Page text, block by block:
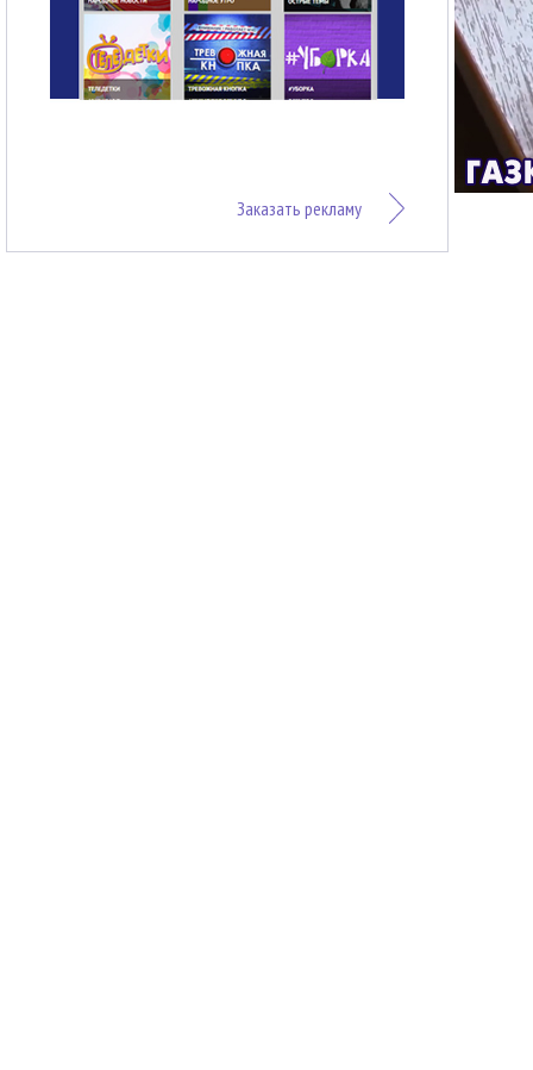
Заказать рекламу